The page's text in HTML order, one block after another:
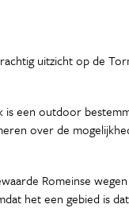
uitzicht op de
een outdoor
over de
Romeinse
het een gebied is